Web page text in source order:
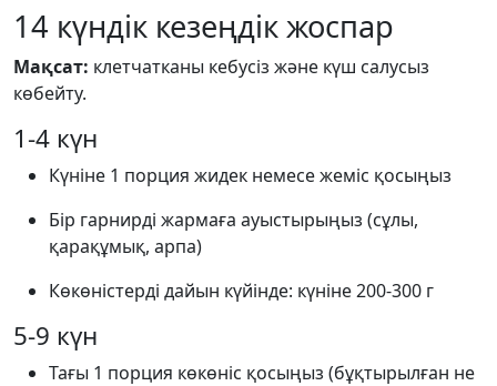
14 күндік кезеңдік жоспар
Мақсат: клетчатканы кебусіз және күш салусыз
көбейту.
1-4 күн
Күніне 1 порция жидек немесе жеміс қосыңыз
Бір гарнирді жармаға ауыстырыңыз (сұлы,
қарақұмық, арпа)
Көкөністерді дайын күйінде: күніне 200-300 г
5-9 күн
Тағы 1 порция көкөніс қосыңыз (бұқтырылған не